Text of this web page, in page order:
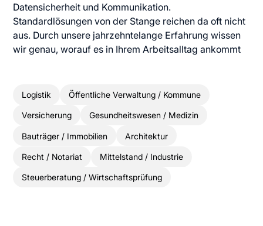
Datensicherheit und Kommunikation.
Standardlösungen von der Stange reichen da oft nicht
aus. Durch unsere jahrzehntelange Erfahrung wissen
wir genau, worauf es in Ihrem Arbeitsalltag ankommt
Logistik Öffentliche Verwaltung / Kommune
Versicherung Gesundheitswesen / Medizin
Bauträger / Immobilien Architektur
Recht / Notariat Mittelstand / Industrie
Steuerberatung / Wirtschaftsprüfung